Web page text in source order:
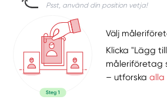
Psst, använd din position vetja!
Välj
Klicka "Lägg
måleriföretag
– utforskaalla